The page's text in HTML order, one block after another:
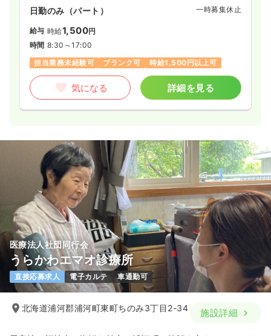
日勤のみ（パート） 一時募集休止
給与 時給1,500円
時間 8:30～17:00
担当業務未経験可
ブランク可 時給1,500円以上可
気になる 詳細を見る
医療法人社団同行会
うらかわエマオ診療所
直接応募求人 電子カルテ 車通勤可
北海道浦河郡浦河町東町ちのみ3丁目2-34 施設詳細